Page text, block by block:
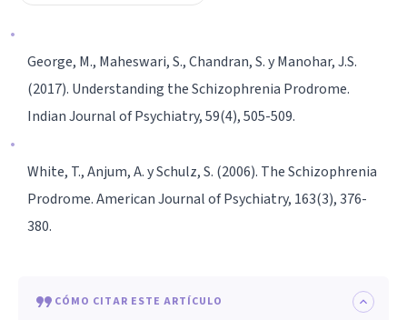
George, M., Maheswari, S., Chandran, S. y Manohar, J.S.
(2017). Understanding the Schizophrenia Prodrome.
Indian Journal of Psychiatry, 59(4), 505-509.
White, T., Anjum, A. y Schulz, S. (2006). The Schizophrenia
Prodrome. American Journal of Psychiatry, 163(3), 376-
380.
CÓMO CITAR ESTE ARTÍCULO